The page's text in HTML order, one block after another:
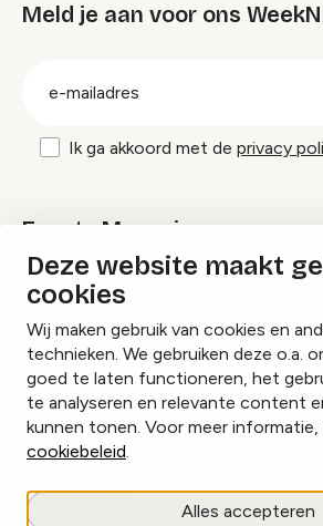
Deze website maakt
cookies
Wij maken gebruik van cookies en
technieken. We gebruiken deze o.a.
goed te laten functioneren, het
te analyseren en relevante content
kunnen tonen. Voor meer informatie,
cookiebeleid.
Alles accepteren
Meld je aan voor ons
Ik ga akkoord met de privacy
Events Magazine
Ik ontvang graag Events
InstagramFacebookLinkedIn
Cookies beheren